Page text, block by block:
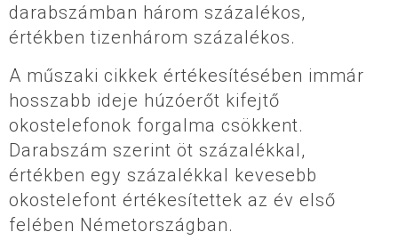
darabszámban három százalékos,
értékben tizenhárom százalékos.
A műszaki cikkek értékesítésében immár
hosszabb ideje húzóerőt kifejtő
okostelefonok forgalma csökkent.
Darabszám szerint öt százalékkal,
értékben egy százalékkal kevesebb
okostelefont értékesítettek az év első
felében Németországban.